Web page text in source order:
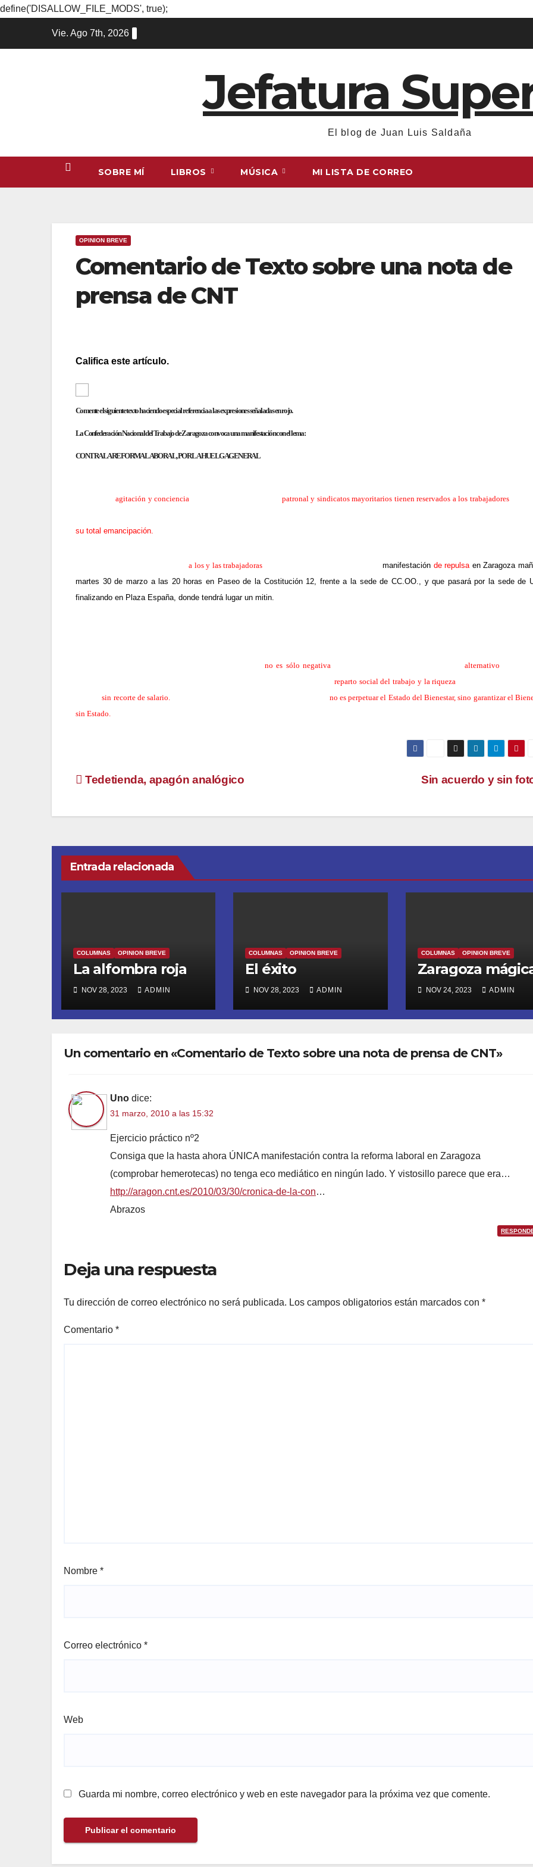
define('DISALLOW_FILE_MODS', true);
Vie. Ago 7th, 2026
Jefatura
El blog de Juan Luis Saldaña
SOBRE MÍ LIBROS MÚSICA MI LISTA DE CORREO
OPINION BREVE
Comentario de Texto sobre una nota de
prensa de CNT
Califica este artículo.
Comente el siguiente texto haciendo especial referencia a las expresiones señaladas en rojo.
La Confederación Nacional del Trabajo de Zaragoza convoca una manifestación con el lema:
CONTRA LA REFORMA LABORAL, POR LA HUELGA GENERAL
agitación y conciencia patronal y sindicatos mayoritarios tienen reservados a los trabajadores.
su total emancipación.
Para ello, tras un mes informandoa los y las trabajadoras zaragozanas, hemos convocado unamanifestación de repulsa en Zaragoza
martes 30 de marzo a las 20 horas en Paseo de la Costitución 12, frente a la sede de CC.OO., y que pasará por la sede de
finalizando en Plaza España, donde tendrá lugar un mitin.
En cualquier caso, la respuesta de nuestra organizaciónno es sólo negativa alternativo
reparto social del trabajo y la riqueza
jornadasin recorte de salario.
no es perpetuar el Estado del Bienestar, sino garantizar el
sin Estado.
Navegación
Sin acuerdo y sin
Tedetienda, apagón analógico
Entrada relacionada
COLUMNAS OPINION BREVE
La alfombra roja
NOV 28, 2023 ADMIN
COLUMNAS OPINION BREVE
El éxito
NOV 28, 2023 ADMIN
COLUMNAS OPINION BREVE
Zaragoza
NOV 24, 2023 ADMIN
Un comentario en «Comentario de Texto sobre una nota de prensa de CNT»
Uno dice:
31 marzo, 2010 a las 15:32
Ejercicio práctico nº2
Consiga que la hasta ahora ÚNICA manifestación contra la reforma laboral en Zaragoza
(comprobar hemerotecas) no tenga eco mediático en ningún lado. Y vistosillo parece que era…
http://aragon.cnt.es/2010/03/30/cronica-de-la-con…
Abrazos
Deja una respuesta
Tu dirección de correo electrónico no será publicada. Los campos obligatorios están marcados con *
Comentario *
Nombre *
Correo electrónico *
Web
Guarda mi nombre, correo electrónico y web en este navegador para la próxima vez que comente.